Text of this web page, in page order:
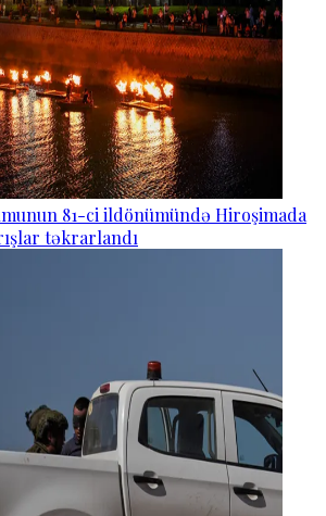
81-ci ildönümündə Hiroşimada
təkrarlandı